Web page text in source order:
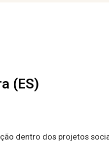
(ES)
dentro dos projetos